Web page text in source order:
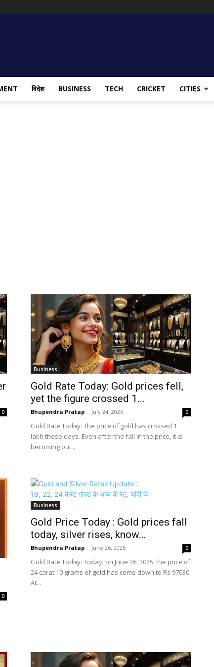
विदेश BUSINESS TECH CRICKET CITIES
0
Business
Gold Rate Today: Gold prices fell,
yet the figure crossed 1...
Bhupendra Pratap - July 24, 2025 0
Gold Rate Today: The price of gold has crossed 1
lakh these days. Even after the fall in the price, it is
becoming out...
0
Business
Gold Price Today : Gold prices fall
today, silver rises, know...
Bhupendra Pratap - June 26, 2025 0
Gold Rate Today: Today, on June 26, 2025, the price of
24 carat 10 grams of gold has come down to Rs 97030.
At...